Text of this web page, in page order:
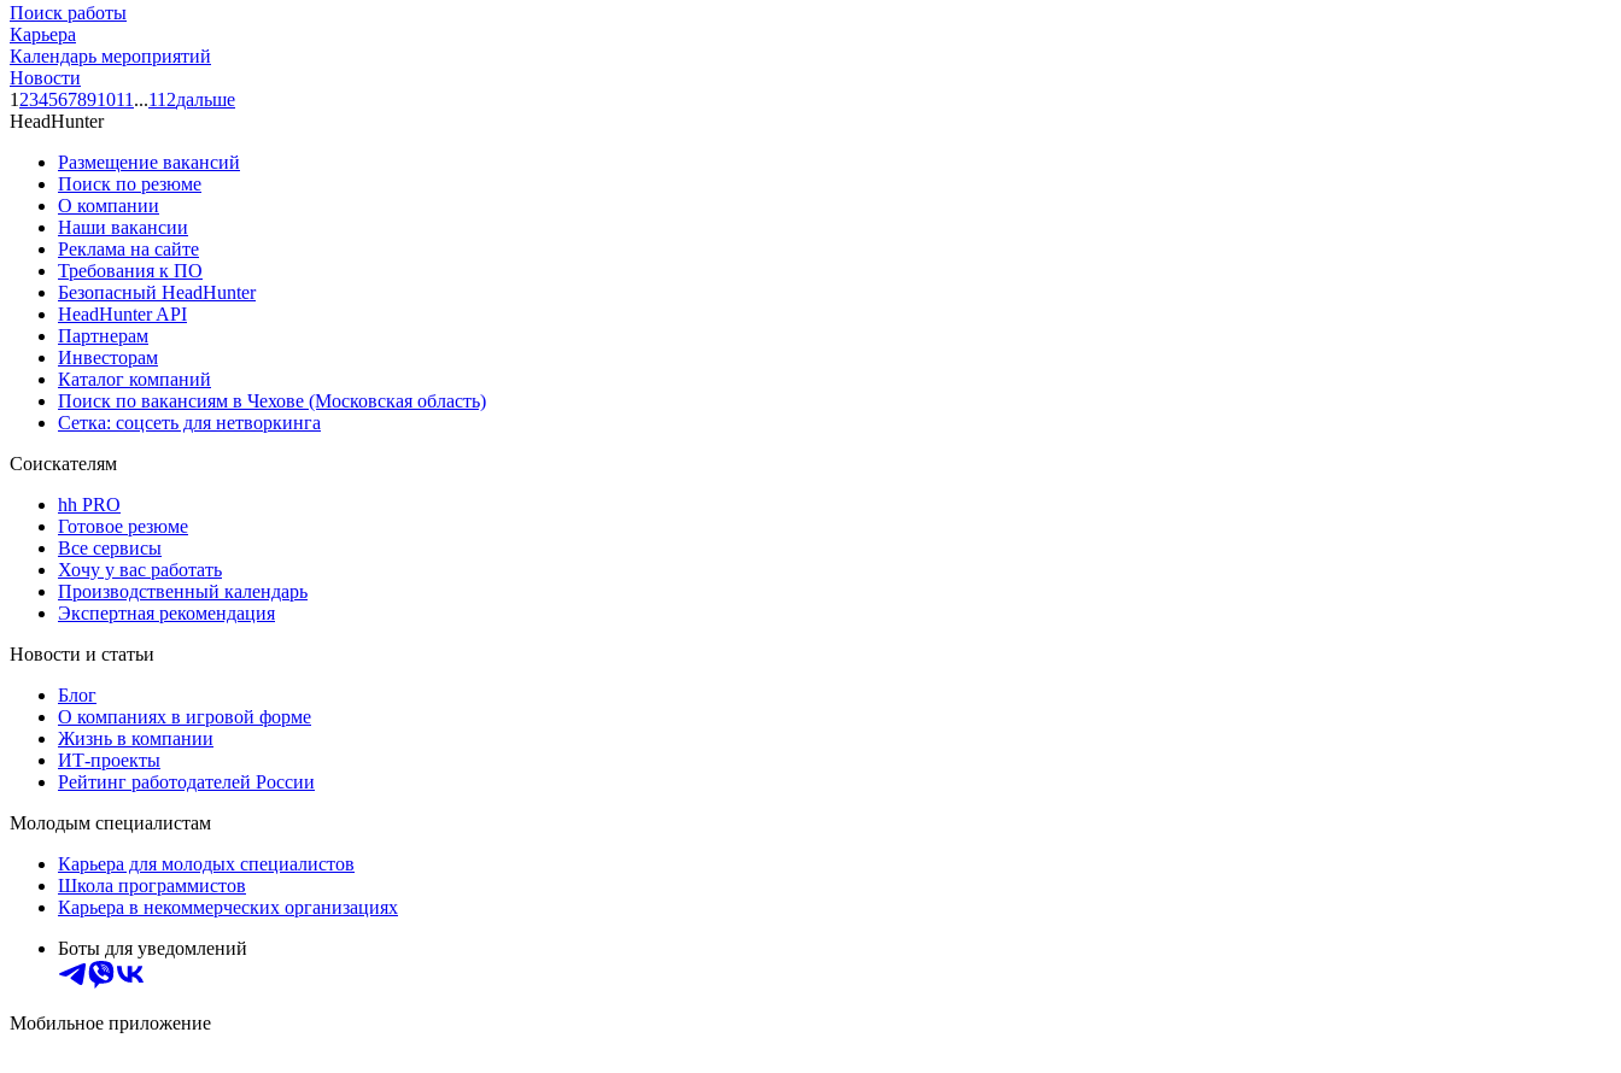
Поиск работы
Карьера
Календарь мероприятий
Новости
1 234567891011 ...112дальше
HeadHunter
Размещение вакансий
Поиск по резюме
О компании
Наши вакансии
Реклама на сайте
Требования к ПО
Безопасный HeadHunter
HeadHunter API
Партнерам
Инвесторам
Каталог компаний
Поиск по вакансиям в Чехове (Московская область)
Сетка: соцсеть для нетворкинга
Соискателям
hh PRO
Готовое резюме
Все сервисы
Хочу у вас работать
Производственный календарь
Экспертная рекомендация
Новости и статьи
Блог
О компаниях в игровой форме
Жизнь в компании
ИТ-проекты
Рейтинг работодателей России
Молодым специалистам
Карьера для молодых специалистов
Школа программистов
Карьера в некоммерческих организациях
Боты для уведомлений
Мобильное приложение